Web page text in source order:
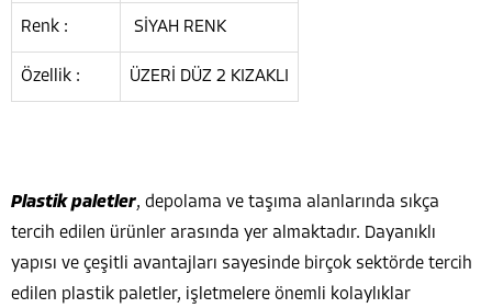
Renk : SİYAH RENK
Özellik : ÜZERİ DÜZ 2 KIZAKLI
Plastik paletler, depolama ve taşıma alanlarında sıkça
tercih edilen ürünler arasında yer almaktadır. Dayanıklı
yapısı ve çeşitli avantajları sayesinde birçok sektörde tercih
edilen plastik paletler, işletmelere önemli kolaylıklar